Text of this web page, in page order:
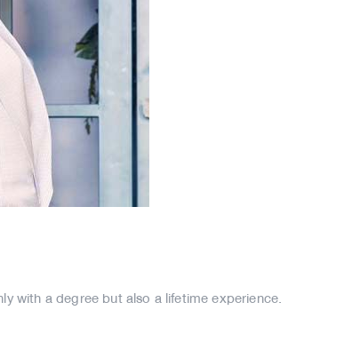
with a degree but also a lifetime experience.